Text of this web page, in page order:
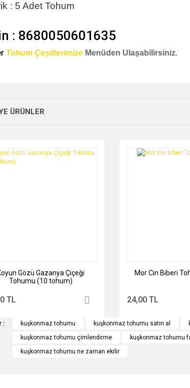
: 5 Adet Tohum
: 8680050601635
Tohum Çeşitlerimize Menüden Ulaşabilirsiniz.
Ürün bilgilerinde hatalar bulunuyor.
Ürün fiyatı diğer sitelerden daha pahalı.
ÜRÜNLER
Gözü Gazanya Çiçeği
Tohumu (10 tohum)
TL
Mor Cin Biberi
24,00 TL
: kuşkonmaz tohumu kuşkonmaz tohumu satın al
kuşkonmaz tohumu çimlendirme
kuşkonmaz tohumu
kuşkonmaz tohumu ne zaman ekilir